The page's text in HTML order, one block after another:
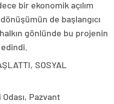
bir ekonomik açılım
de başlangıcı
gönlünde bu projenin
SOSYAL
Pazvant